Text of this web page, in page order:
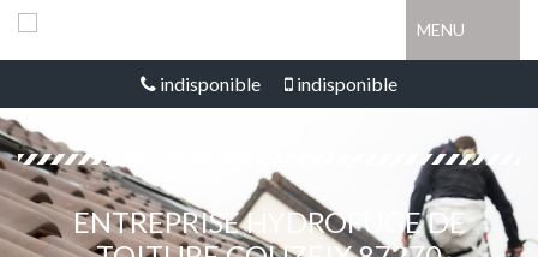
MENU
indisponible indisponible
ENTREPRISE HYDROFUGE DE